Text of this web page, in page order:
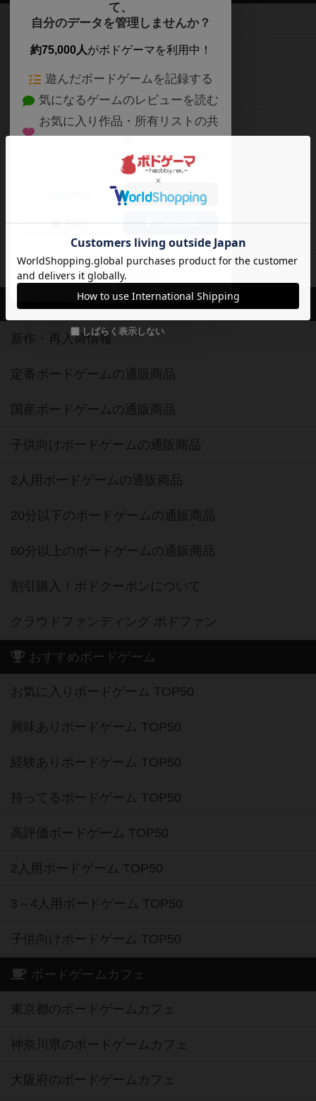
て、
自分のデータを管理しませんか？
約75,000人がボドゲーマを利用中！
遊んだボードゲームを記録する
気になるゲームのレビューを読む
お気に入り作品・所有リストの共
ログイン / 会員登録（10秒）
X
Apple Facebook
メールで会員登録
しばらく表示しない
ボードゲームを検索する
ボードゲームの新着レビュー
ボードゲーム会情報
メカニクス特集
掲示板・トピックス
ボドとも・会員一覧
ボドゲーマご利用案内
ボードゲーム通販
新作・再入荷情報
定番ボードゲームの通販商品
国産ボードゲームの通販商品
子供向けボードゲームの通販商品
2人用ボードゲームの通販商品
20分以下のボードゲームの通販商品
60分以上のボードゲームの通販商品
割引購入！ボドクーポンについて
クラウドファンディング ボドファン
おすすめボードゲーム
お気に入りボードゲーム TOP50
興味ありボードゲーム TOP50
経験ありボードゲーム TOP50
持ってるボードゲーム TOP50
高評価ボードゲーム TOP50
2人用ボードゲーム TOP50
3～4人用ボードゲーム TOP50
子供向けボードゲーム TOP50
ボードゲームカフェ
東京都のボードゲームカフェ
神奈川県のボードゲームカフェ
大阪府のボードゲームカフェ